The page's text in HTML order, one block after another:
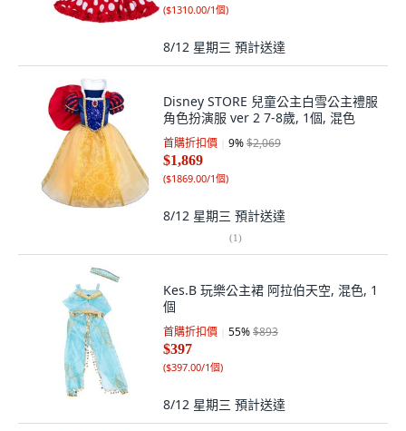
($1310.00/1個)
8/12 星期三 預計送達
Disney STORE 兒童公主白雪公主禮服
角色扮演服 ver 2 7-8歲, 1個, 混色
首購折扣價 9%$2,069
$1,869
($1869.00/1個)
8/12 星期三 預計送達
(1)
Kes.B 玩樂公主裙 阿拉伯天空, 混色, 1
個
首購折扣價 55%$893
$397
($397.00/1個)
8/12 星期三 預計送達